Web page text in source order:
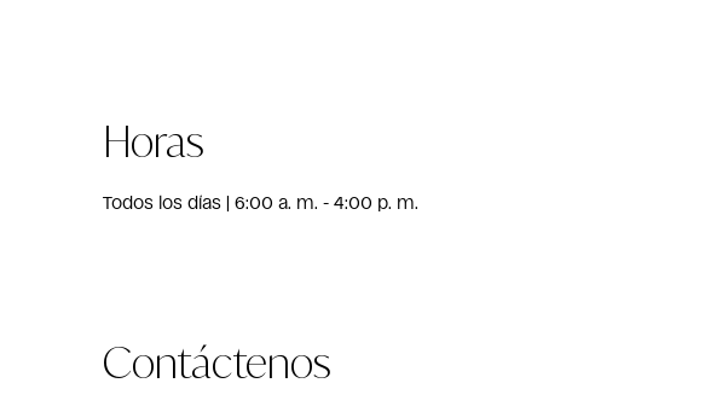
Horas
Todos los días | 6:00 a. m. - 4:00 p. m.
Contáctenos